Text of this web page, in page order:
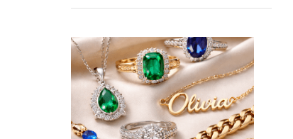
Tendances bijoux 2026 :
les styles
incontournables à
adopter
Jewelery bijoux